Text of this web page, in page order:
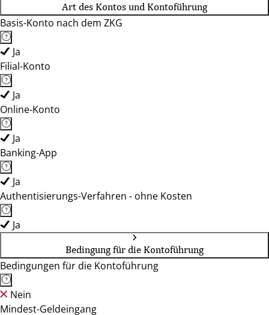
Art des Kontos und Kontoführung
Basis-Konto nach dem ZKG
Ja
Filial-Konto
Ja
Online-Konto
Ja
Banking-App
Ja
Authentisierungs-Verfahren - ohne Kosten
Ja
Bedingung für die Kontoführung
Bedingungen für die Kontoführung
Nein
Mindest-Geldeingang